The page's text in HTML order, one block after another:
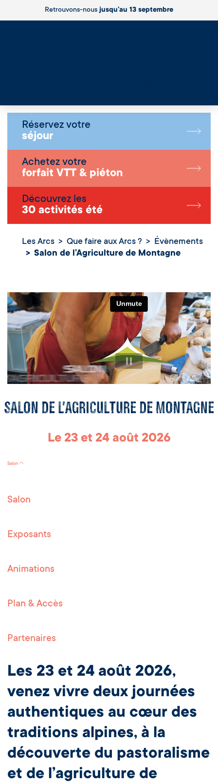
Retrouvons-nousjusqu’au 13 septembre
Réservez votre
séjour
Achetez votre
forfait VTT & piéton
Découvrez les
30 activités été
Les Arcs Que faire aux Arcs ?
Évènements
Salon de l’Agriculture de Montagne
Salon de l’Agriculture de Montagne
Le 23 et 24 août 2026
Salon
Salon
Exposants
Animations
Plan & Accès
Partenaires
Les 23 et 24 août 2026,
venez vivre deux journées
authentiques au cœur des
traditions alpines, à la
découverte du pastoralisme
et de l’agriculture de